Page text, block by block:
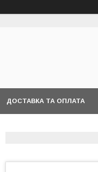
ДОСТАВКА ТА ОПЛАТА